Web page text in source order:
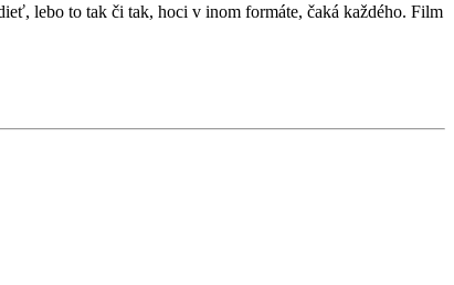
lebo to tak či tak, hoci v inom formáte, čaká každého. Film